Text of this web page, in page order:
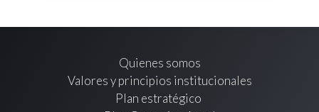
Quienes somos
Valores y principios institucionales
Plan estratégico